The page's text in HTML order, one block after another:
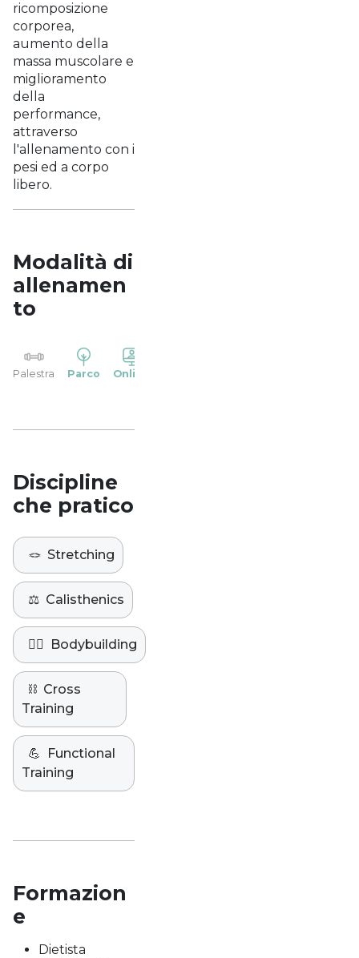
ricomposizione
corporea,
aumento della
massa muscolare e
miglioramento
della
performance,
attraverso
l'allenamento con i
pesi ed a corpo
libero.
Modalità di
allenamen
to
Palestra Parco Online
Discipline
che pratico
🪢 Stretching
⚖️ Calisthenics
🏋️‍♀️ Bodybuilding
⛓️ Cross
Training
💪
Functional
Training
Formazion
e
Dietista